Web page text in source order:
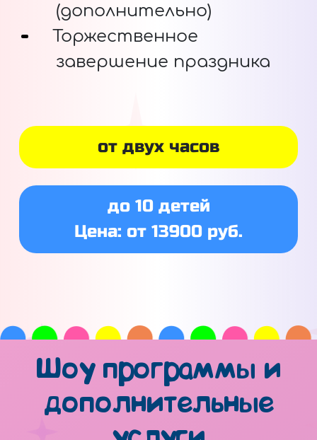
(дополнительно)
Торжественное
завершение праздника
от двух часов
до 10 детей
Цена: от 13900 руб.
Шоу программы и
дополнительные